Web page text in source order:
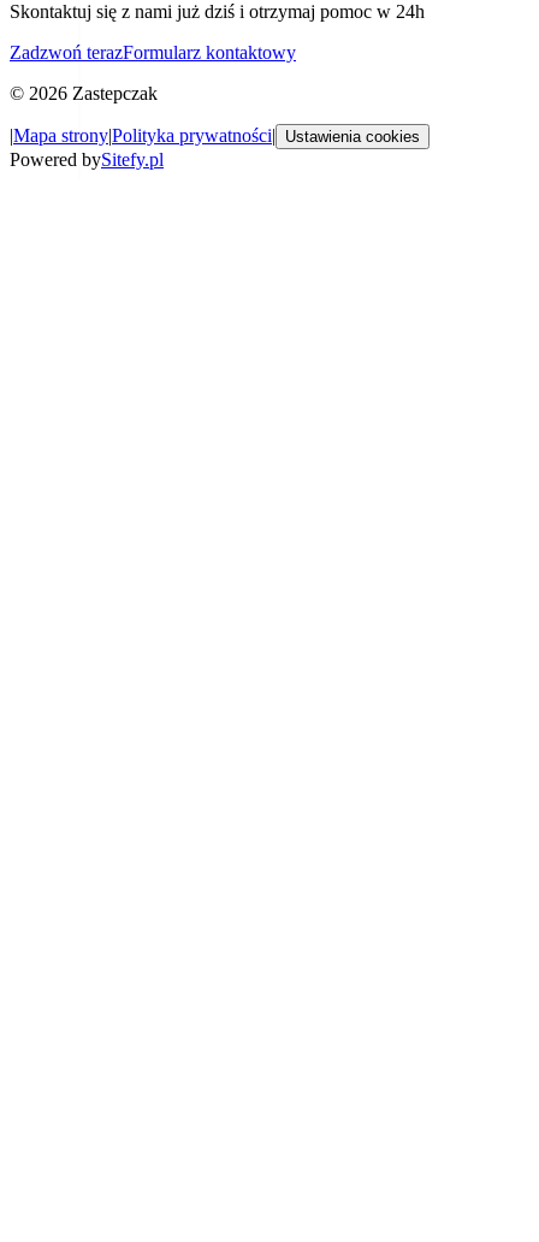
Skontaktuj się z nami już dziś i otrzymaj pomoc w 24h
Zadzwoń terazFormularz kontaktowy
© 2026 Zastepczak
|Mapa strony|Polityka prywatności| Ustawienia cookies
Powered bySitefy.pl